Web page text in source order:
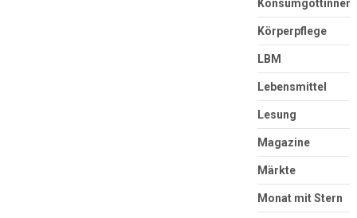
Konsumgöttinnen
Körperpflege
LBM
Lebensmittel
Lesung
Magazine
Märkte
Monat mit Stern